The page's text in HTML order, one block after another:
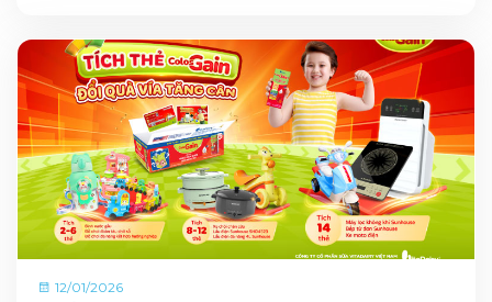
12/01/2026